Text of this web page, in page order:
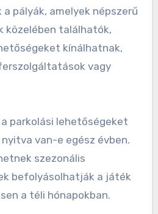
pályák, amelyek népszerű
közelében találhatók,
kínálhatnak,
vagy
parkolási lehetőségeket
van-e egész évben.
szezonális
befolyásolhatják a játék
a téli hónapokban.